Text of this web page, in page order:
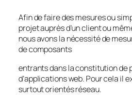
Afin de faire des mesures ou
projet auprès d’un client ou
nous avons la nécessité de
de composants
entrants dans la constitution de
d’applications web. Pour cela il
surtout orientés réseau.